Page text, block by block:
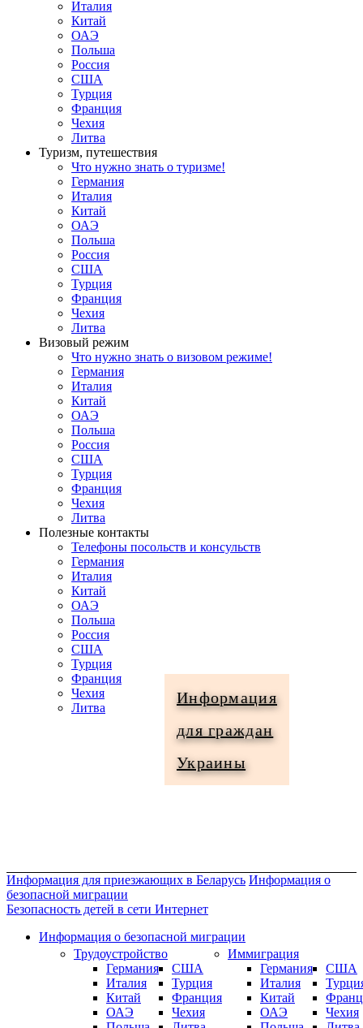
Италия
Китай
ОАЭ
Польша
Россия
США
Турция
Франция
Чехия
Литва
Туризм, путешествия
Что нужно знать о туризме!
Германия
Италия
Китай
ОАЭ
Польша
Россия
США
Турция
Франция
Чехия
Литва
Визовый режим
Что нужно знать о визовом режиме!
Германия
Италия
Китай
ОАЭ
Польша
Россия
США
Турция
Франция
Чехия
Литва
Полезные контакты
Телефоны посольств и консульств
Германия
Италия
Китай
ОАЭ
Польша
Россия
США
Турция
Франция
Чехия
Литва
Информация
для граждан
Украины
Информация для приезжающих в Беларусь Информация о
безопасной миграции
Безопасность детей в сети Интернет
Информация о безопасной миграции
Трудоустройство
Германия
Италия
Китай
ОАЭ
США
Турция
Франция
Чехия
Иммиграция
Германия
Италия
Китай
ОАЭ
США
Чехия